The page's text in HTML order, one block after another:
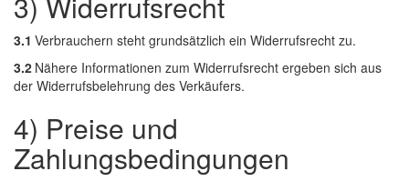
3.1 Verbrauchern steht grundsätzlich ein Widerrufsrecht zu.
3.2 Nähere Informationen zum Widerrufsrecht ergeben sich aus
der Widerrufsbelehrung des Verkäufers.
4) Preise und
Zahlungsbedingungen